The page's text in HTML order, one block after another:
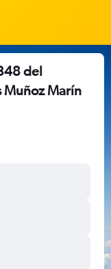
del
Muñoz Marín